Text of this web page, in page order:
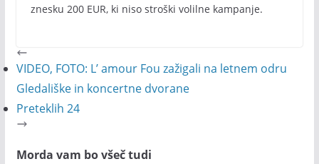
znesku 200 EUR, ki niso stroški volilne kampanje.
VIDEO, FOTO: L’ amour Fou zažigali na letnem odru
Gledališke in koncertne dvorane
Preteklih 24
Morda vam bo všeč tudi